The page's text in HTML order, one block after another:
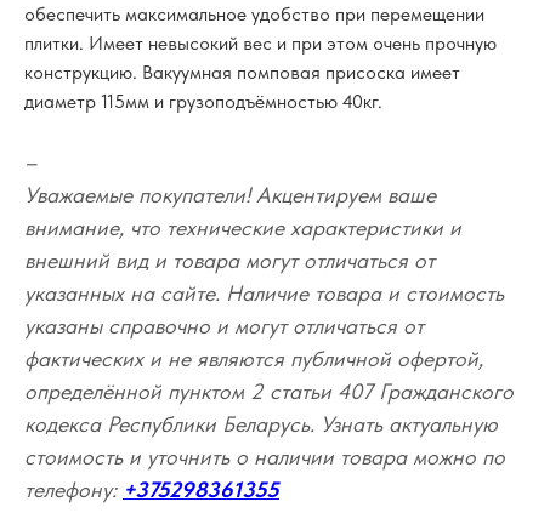
обеспечить максимальное удобство при перемещении
плитки. Имеет невысокий вес и при этом очень прочную
конструкцию. Вакуумная помповая присоска имеет
диаметр 115мм и грузоподъёмностью 40кг.
–
Уважаемые покупатели! Акцентируем ваше
внимание, что технические характеристики и
внешний вид и товара могут отличаться от
указанных на сайте. Наличие товара и стоимость
указаны справочно и могут отличаться от
фактических и не являются публичной офертой,
определённой пунктом 2 статьи 407 Гражданского
кодекса Республики Беларусь. Узнать актуальную
стоимость и уточнить о наличии товара можно по
телефону: +375298361355